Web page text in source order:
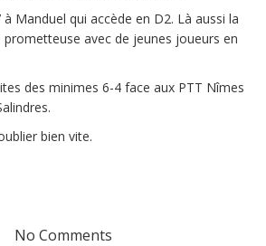
à Manduel qui accède en D2. Là aussi la
prometteuse avec de jeunes joueurs en
des minimes 6-4 face aux PTT Nîmes
bien vite.
No Comments